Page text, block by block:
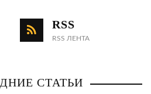
RSS
RSS ЛЕНТА
СТАТЬИ